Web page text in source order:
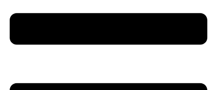
Englisch